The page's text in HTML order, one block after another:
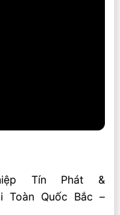
Tín Phát &
Toàn Quốc Bắc –